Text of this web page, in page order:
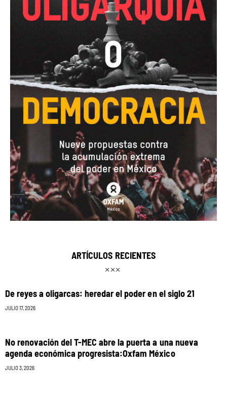
ARTÍCULOS RECIENTES
De reyes a oligarcas: heredar el poder en el siglo 21
JULIO 17, 2026
No renovación del T-MEC abre la puerta a una nueva
agenda económica progresista:Oxfam México
JULIO 3, 2026